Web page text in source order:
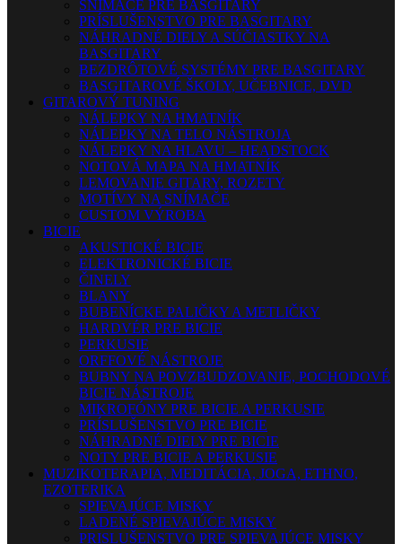
SNÍMAČE PRE BASGITARY
PRÍSLUŠENSTVO PRE BASGITARY
NÁHRADNÉ DIELY A SÚČIASTKY NA
BASGITARY
BEZDRÔTOVÉ SYSTÉMY PRE BASGITARY
BASGITAROVÉ ŠKOLY, UČEBNICE, DVD
GITAROVÝ TUNING
NÁLEPKY NA HMATNÍK
NÁLEPKY NA TELO NÁSTROJA
NÁLEPKY NA HLAVU – HEADSTOCK
NOTOVÁ MAPA NA HMATNÍK
LEMOVANIE GITARY, ROZETY
MOTÍVY NA SNÍMAČE
CUSTOM VÝROBA
BICIE
AKUSTICKÉ BICIE
ELEKTRONICKÉ BICIE
ČINELY
BLANY
BUBENÍCKE PALIČKY A METLIČKY
HARDVÉR PRE BICIE
PERKUSIE
ORFFOVÉ NÁSTROJE
BUBNY NA POVZBUDZOVANIE, POCHODOVÉ
BICIE NÁSTROJE
MIKROFÓNY PRE BICIE A PERKUSIE
PRÍSLUŠENSTVO PRE BICIE
NÁHRADNÉ DIELY PRE BICIE
NOTY PRE BICIE A PERKUSIE
MUZIKOTERAPIA, MEDITÁCIA, JOGA, ETHNO,
EZOTERIKA
SPIEVAJÚCE MISKY
LADENÉ SPIEVAJÚCE MISKY
PRISLUŠENSTVO PRE SPIEVAJÚCE MISKY